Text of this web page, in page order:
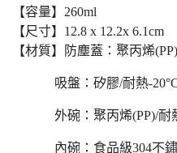
【容量】260ml
【尺寸】12.8 x 12.2x 6.1cm
【材質】防塵蓋：聚丙烯
吸盤：矽膠/耐熱-
外碗：聚丙烯(PP)/耐熱-
內碗：食品級304不鏽